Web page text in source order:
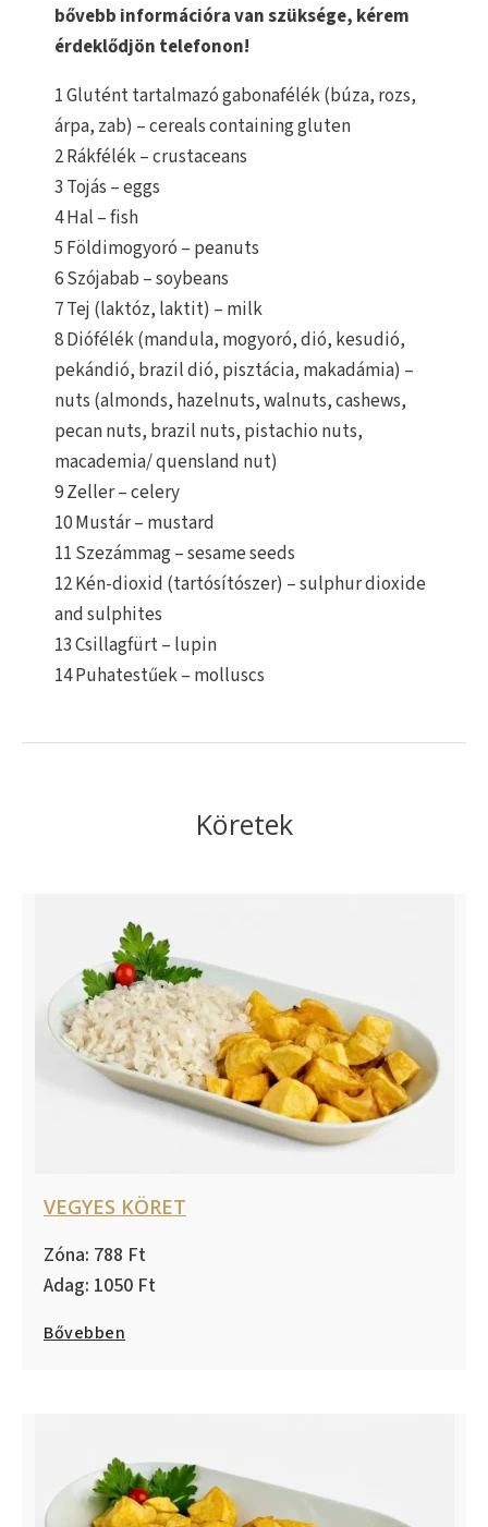
bővebb információra van szüksége, kérem
érdeklődjön telefonon!
1 Glutént tartalmazó gabonafélék (búza, rozs,
árpa, zab) – cereals containing gluten
2 Rákfélék – crustaceans
3 Tojás – eggs
4 Hal – fish
5 Földimogyoró – peanuts
6 Szójabab – soybeans
7 Tej (laktóz, laktit) – milk
8 Diófélék (mandula, mogyoró, dió, kesudió,
pekándió, brazil dió, pisztácia, makadámia) –
nuts (almonds, hazelnuts, walnuts, cashews,
pecan nuts, brazil nuts, pistachio nuts,
macademia/ quensland nut)
9 Zeller – celery
10 Mustár – mustard
11 Szezámmag – sesame seeds
12 Kén-dioxid (tartósítószer) – sulphur dioxide
and sulphites
13 Csillagfürt – lupin
14 Puhatestűek – molluscs
Köretek
VEGYES KÖRET
788
1050
Bővebben